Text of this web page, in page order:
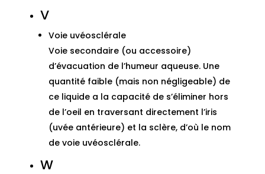
V
Voie uvéosclérale
Voie secondaire (ou accessoire)
d’évacuation de l’humeur aqueuse. Une
quantité faible (mais non négligeable) de
ce liquide a la capacité de s’éliminer hors
de l’oeil en traversant directement l’iris
(uvée antérieure) et la sclère, d’où le nom
de voie uvéosclérale.
W